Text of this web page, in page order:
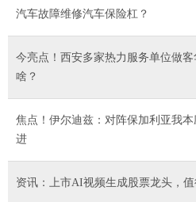
汽车故障维修汽车保险杠？
今亮点！西安多家热力服务单位做
啥？
焦点！伊尔迪兹：对阵保加利亚我
进
资讯：上市AI视频生成股票龙头，值